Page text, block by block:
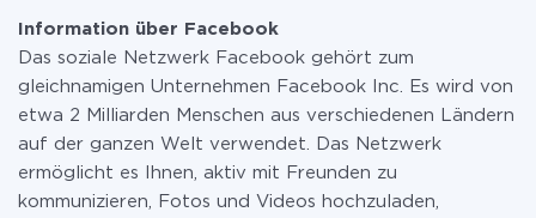
Weitere Informationen zu Tarifen
Information über Facebook
Das soziale Netzwerk Facebook gehört zum
gleichnamigen Unternehmen Facebook Inc. Es wird von
etwa 2 Milliarden Menschen aus verschiedenen Ländern
auf der ganzen Welt verwendet. Das Netzwerk
ermöglicht es Ihnen, aktiv mit Freunden zu
kommunizieren, Fotos und Videos hochzuladen,